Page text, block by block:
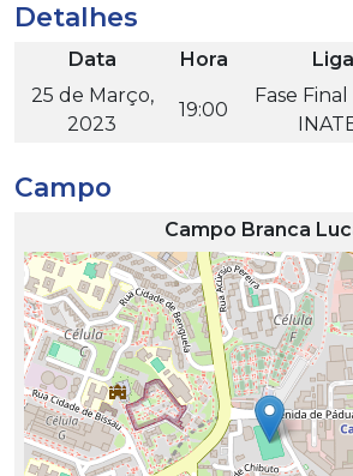
Detalhes
Data Hora Liga
25 de Março,
2023
19:00
Fase Final
Campo
Campo Branca